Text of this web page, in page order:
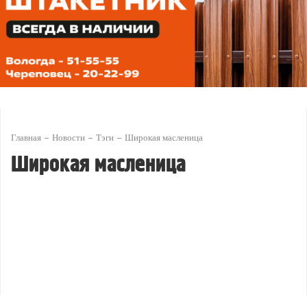
Главная Новости Тэги Широкая масленица
Широкая масленица